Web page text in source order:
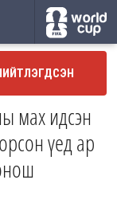
мах идсэн
үед ар